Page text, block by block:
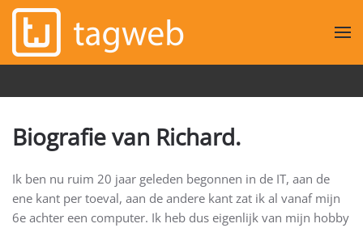
Overslaan en naar de inhoud gaan
Biografie van Richard.
Ik ben nu ruim 20 jaar geleden begonnen in de IT, aan de
ene kant per toeval, aan de andere kant zat ik al vanaf mijn
6e achter een computer. Ik heb dus eigenlijk van mijn hobby